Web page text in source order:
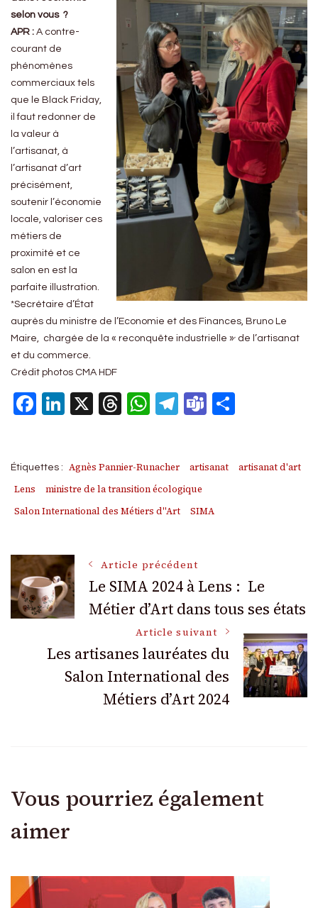
selon vous ?
APR : A contre-
courant de
phénomènes
commerciaux tels
que le Black Friday,
il faut redonner de
la valeur à
l’artisanat, à
l’artisanat d’art
précisément,
soutenir l’économie
locale, valoriser ces
métiers de
proximité et ce
salon en est la
parfaite illustration.
*Secrétaire d’État
auprès du ministre de l’Economie et des Finances, Bruno Le
Maire, chargée de la « reconquête industrielle » de l’artisanat
et du commerce.
Crédit photos CMA HDF
Facebook
LinkedIn
X Threads
WhatsApp
Telegram
Teams
Étiquettes : Agnès Pannier-Runacher artisanat
artisanat d'art
Lens
ministre de la transition écologique
Salon International des Métiers d''Art
SIMA
Navigation
des
articles
Article précédent
Le SIMA 2024 à Lens : Le
Métier d’Art dans tous ses états
Article suivant
Les artisanes lauréates du
Salon International des
Métiers d’Art 2024
Vous pourriez également
aimer